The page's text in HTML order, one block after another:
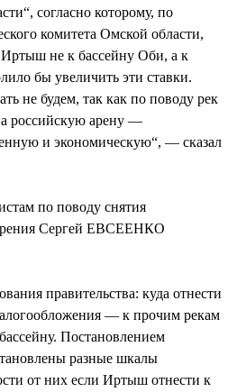
согласно которому, по
комитета Омской области,
Иртыш не к бассейну Оби, а к
бы увеличить эти ставки.
не будем, так как по поводу рек
российскую арену —
и экономическую“, — сказал
по поводу снятия
Сергей ЕВСЕЕНКО
правительства: куда отнести
— к прочим рекам
Постановлением
разные шкалы
от них если Иртыш отнести к